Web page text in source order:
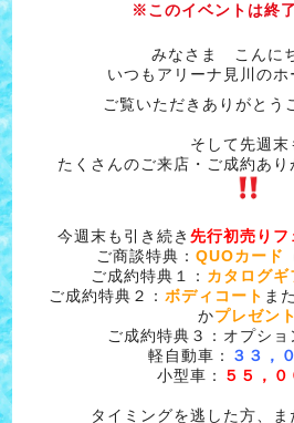
※このイベントは終
みなさま こんに
いつもアリーナ見川のホ
ご覧いただきありがとう
そして先週末
たくさんのご来店・ご成約あ
今週末も引き続き 先行初売りフ
ご商談特典： QUOカード
ご成約特典１： カタログギ
ご成約特典２： ボディコート ま
かプレゼント
ご成約特典３：オプショ
軽自動車：
３３，
小型車：
５５，０
タイミングを逃した方、